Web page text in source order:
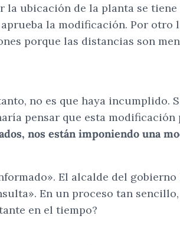
la ubicación de la planta se
la modificación. Por
porque las distancias son
no es que haya incumplido.
pensar que esta
nos están imponiendo una
El alcalde del
En un proceso tan
en el tiempo?